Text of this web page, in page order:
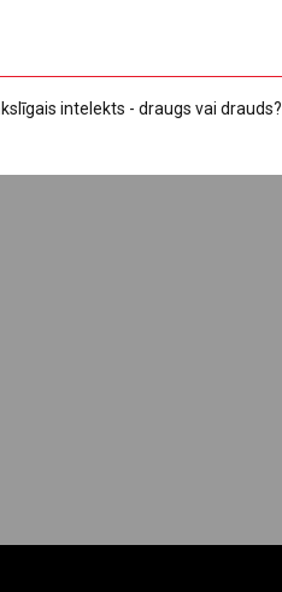
intelekts - draugs vai drauds?